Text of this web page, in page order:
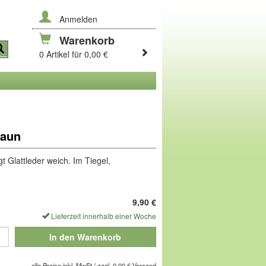
Anmelden
Warenkorb
0 Artikel für 0,00 €
Glattleder weich. Im Tiegel,
9,90 €
Lieferzeit innerhalb einer Woche
In den Warenkorb